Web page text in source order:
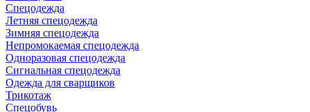
Спецодежда
Летняя спецодежда
Зимняя спецодежда
Непромокаемая спецодежда
Одноразовая спецодежда
Сигнальная спецодежда
Одежда для сварщиков
Трикотаж
Спецобувь